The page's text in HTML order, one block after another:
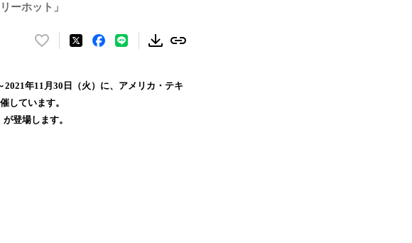
ーホット」
い
！
数
を
年11月30日（火）に、アメリカ・テキ
しています。
登場します。